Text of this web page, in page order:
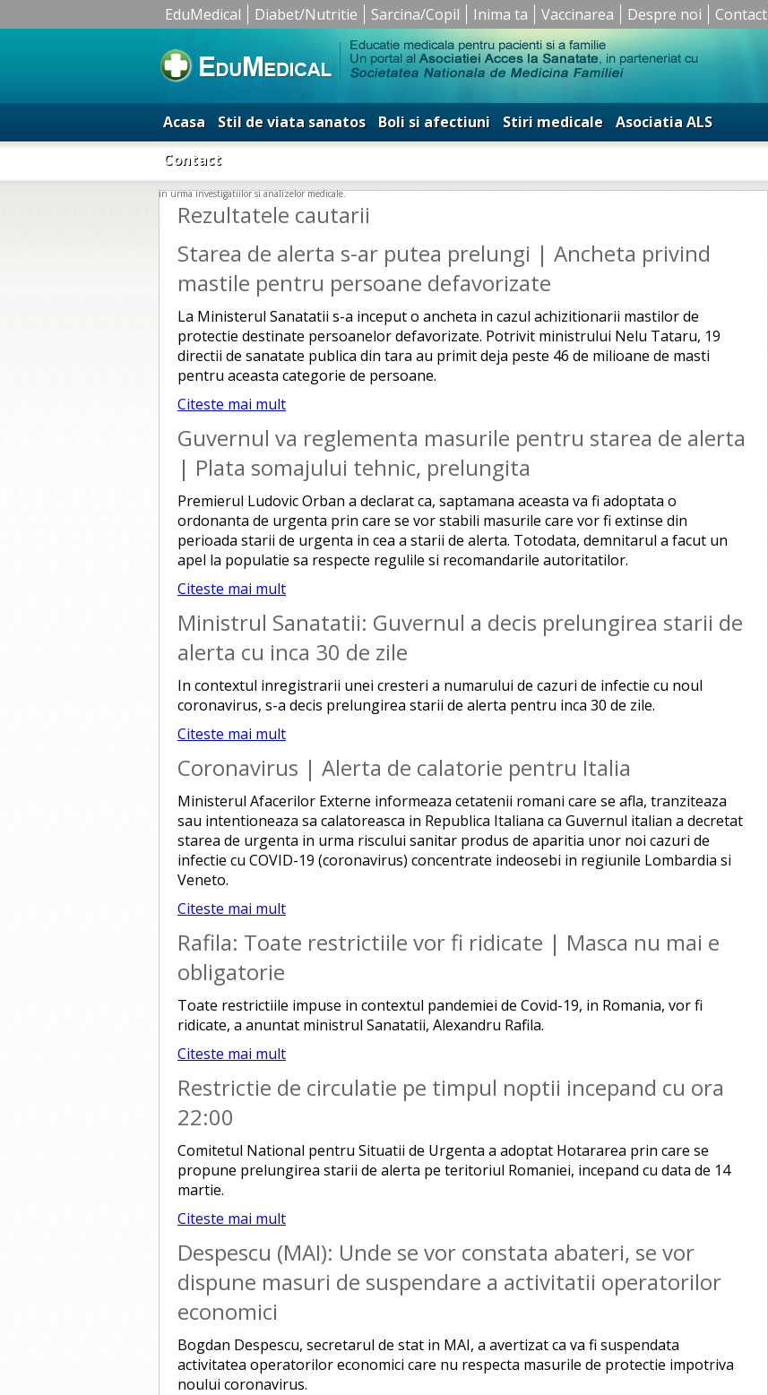
EduMedical Diabet/Nutritie Sarcina/Copil Inima ta Vaccinarea Despre noi Contact
Acasa Stil de viata sanatos Boli si afectiuni Stiri medicale
Asociatia ALS
Contact
in urma investigatiilor si analizelor medicale.
Rezultatele cautarii
Starea de alerta s-ar putea prelungi | Ancheta privind
mastile pentru persoane defavorizate
La Ministerul Sanatatii s-a inceput o ancheta in cazul achizitionarii mastilor de
protectie destinate persoanelor defavorizate. Potrivit ministrului Nelu Tataru, 19
directii de sanatate publica din tara au primit deja peste 46 de milioane de masti
pentru aceasta categorie de persoane.
Citeste mai mult
Guvernul va reglementa masurile pentru starea de alerta
| Plata somajului tehnic, prelungita
Premierul Ludovic Orban a declarat ca, saptamana aceasta va fi adoptata o
ordonanta de urgenta prin care se vor stabili masurile care vor fi extinse din
perioada starii de urgenta in cea a starii de alerta. Totodata, demnitarul a facut un
apel la populatie sa respecte regulile si recomandarile autoritatilor.
Citeste mai mult
Ministrul Sanatatii: Guvernul a decis prelungirea starii de
alerta cu inca 30 de zile
In contextul inregistrarii unei cresteri a numarului de cazuri de infectie cu noul
coronavirus, s-a decis prelungirea starii de alerta pentru inca 30 de zile.
Citeste mai mult
Coronavirus | Alerta de calatorie pentru Italia
Ministerul Afacerilor Externe informeaza cetatenii romani care se afla, tranziteaza
sau intentioneaza sa calatoreasca in Republica Italiana ca Guvernul italian a decretat
starea de urgenta in urma riscului sanitar produs de aparitia unor noi cazuri de
infectie cu COVID-19 (coronavirus) concentrate indeosebi in regiunile Lombardia si
Veneto.
Citeste mai mult
Rafila: Toate restrictiile vor fi ridicate | Masca nu mai e
obligatorie
Toate restrictiile impuse in contextul pandemiei de Covid-19, in Romania, vor fi
ridicate, a anuntat ministrul Sanatatii, Alexandru Rafila.
Citeste mai mult
Restrictie de circulatie pe timpul noptii incepand cu ora
22:00
Comitetul National pentru Situatii de Urgenta a adoptat Hotararea prin care se
propune prelungirea starii de alerta pe teritoriul Romaniei, incepand cu data de 14
martie.
Citeste mai mult
Despescu (MAI): Unde se vor constata abateri, se vor
dispune masuri de suspendare a activitatii operatorilor
economici
Bogdan Despescu, secretarul de stat in MAI, a avertizat ca va fi suspendata
activitatea operatorilor economici care nu respecta masurile de protectie impotriva
noului coronavirus.